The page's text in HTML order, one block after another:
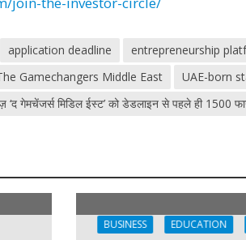
application deadline entrepreneurship
Gamechangers Middle East
UAE-born
‘द गेमचेंजर्स मिडिल ईस्ट’ को डेडलाइन से पहले ही 1500
BUSINESS EDUCATION